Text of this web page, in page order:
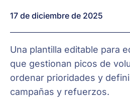
17 de diciembre de 2025
Una plantilla editable para
que gestionan picos de
ordenar prioridades y
campañas y refuerzos.